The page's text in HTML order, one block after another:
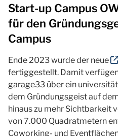
Start-up Campus
für den
Campus
Ende 2023 wurde der neue
fertiggestellt. Damit verfügen
garage33 über ein
dem Gründungsgeist auf
hinaus zu mehr Sichtbarkeit
von 7.000 Quadratmetern
Coworking- und